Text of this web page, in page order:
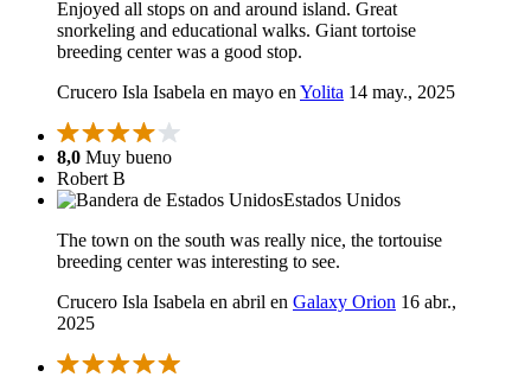
Enjoyed all stops on and around island. Great
snorkeling and educational walks. Giant tortoise
breeding center was a good stop.
Crucero Isla Isabela en mayo en Yolita 14 may., 2025
8,0 Muy bueno
Robert B
Estados Unidos
The town on the south was really nice, the tortouise
breeding center was interesting to see.
Crucero Isla Isabela en abril en Galaxy Orion 16 abr.,
2025